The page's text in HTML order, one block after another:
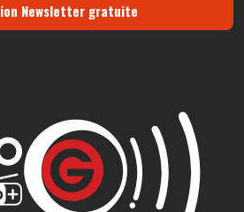
Newsletter gratuite